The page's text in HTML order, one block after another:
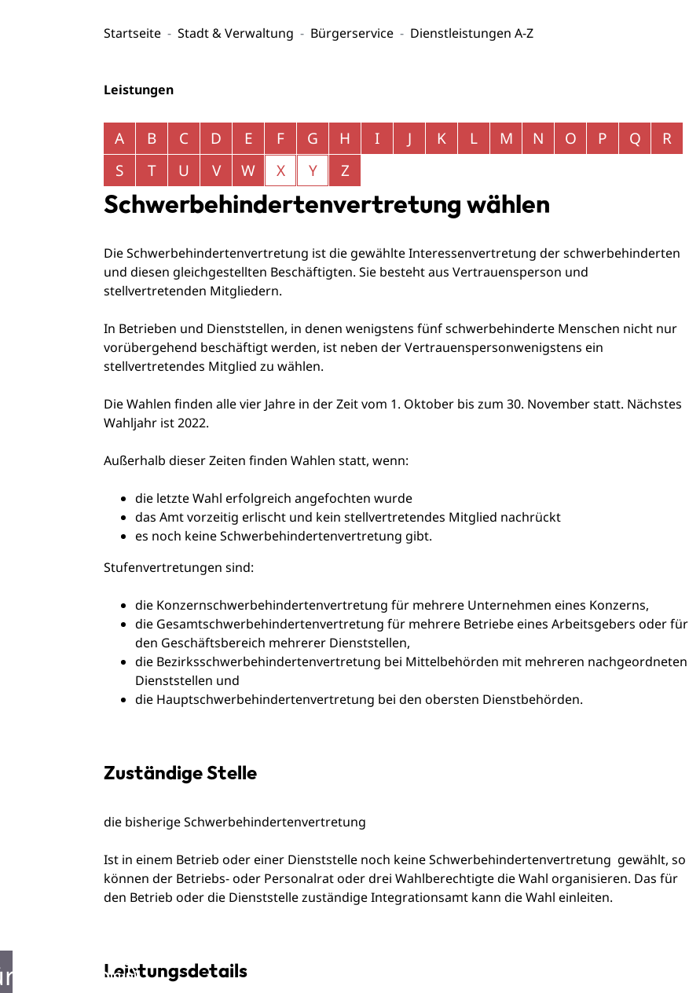
Startseite Stadt & Verwaltung Bürgerservice Dienstleistungen A-Z
Leistungen
Alphabetisches Register überspringen
A B C D E F G H I J K L M N O P Q
R
S
T U V W X Y Z
Schwerbehindertenvertretung wählen
Die Schwerbehindertenvertretung ist die gewählte Interessenvertretung der schwerbehinderten
und diesen gleichgestellten Beschäftigten. Sie besteht aus Vertrauensperson und
stellvertretenden Mitgliedern.
In Betrieben und Dienststellen, in denen wenigstens fünf schwerbehinderte Menschen nicht nur
vorübergehend beschäftigt werden, ist neben der Vertrauenspersonwenigstens ein
stellvertretendes Mitglied zu wählen.
Die Wahlen finden alle vier Jahre in der Zeit vom 1. Oktober bis zum 30. November statt. Nächstes
Wahljahr ist 2022.
Außerhalb dieser Zeiten finden Wahlen statt, wenn:
die letzte Wahl erfolgreich angefochten wurde
das Amt vorzeitig erlischt und kein stellvertretendes Mitglied nachrückt
es noch keine Schwerbehindertenvertretung gibt.
Stufenvertretungen sind:
die Konzernschwerbehindertenvertretung für mehrere Unternehmen eines Konzerns,
die Gesamtschwerbehindertenvertretung für mehrere Betriebe eines Arbeitsgebers oder für
den Geschäftsbereich mehrerer Dienststellen,
die Bezirksschwerbehindertenvertretung bei Mittelbehörden mit mehreren nachgeordneten
Dienststellen und
die Hauptschwerbehindertenvertretung bei den obersten Dienstbehörden.
Zuständige Stelle
die bisherige Schwerbehindertenvertretung
Ist in einem Betrieb oder einer Dienststelle noch keine Schwerbehindertenvertretung gewählt, so
können der Betriebs- oder Personalrat oder drei Wahlberechtigte die Wahl organisieren. Das für
den Betrieb oder die Dienststelle zuständige Integrationsamt kann die Wahl einleiten.
Leistungsdetails